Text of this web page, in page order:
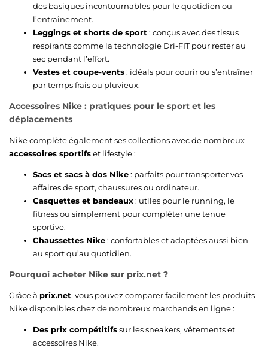
des basiques incontournables pour le quotidien ou
l’entraînement.
Leggings et shorts de sport : conçus avec des tissus
respirants comme la technologie Dri-FIT pour rester au
sec pendant l’effort.
Vestes et coupe-vents: idéals pour courir ou s’entraîner
par temps frais ou pluvieux.
Accessoires Nike : pratiques pour le sport et les
déplacements
Nike complète également ses collections avec de nombreux
accessoires sportifset lifestyle :
Sacs et sacs à dos Nike: parfaits pour transporter vos
affaires de sport, chaussures ou ordinateur.
Casquettes et bandeaux: utiles pour le running, le
fitness ou simplement pour compléter une tenue
sportive.
Chaussettes Nike: confortables et adaptées aussi bien
au sport qu’au quotidien.
Pourquoi acheter Nike sur prix.net ?
Grâce à prix.net, vous pouvez comparer facilement les produits
Nike disponibles chez de nombreux marchands en ligne :
Des prix compétitifssur les sneakers, vêtements et
accessoires Nike.